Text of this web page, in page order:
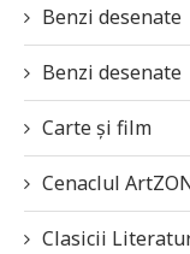
Benzi desenate
Benzi desenate
Carte și film
Cenaclul
Clasicii